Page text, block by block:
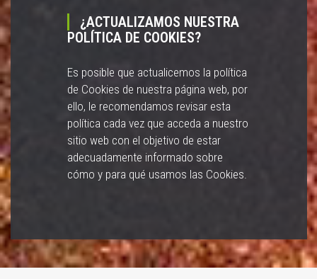
¿ACTUALIZAMOS NUESTRA
POLÍTICA DE COOKIES?
Es posible que actualicemos la política
de Cookies de nuestra página web, por
ello, le recomendamos revisar esta
política cada vez que acceda a nuestro
sitio web con el objetivo de estar
adecuadamente informado sobre
cómo y para qué usamos las Cookies.